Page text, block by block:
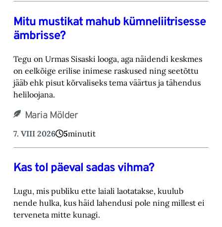
Mitu mustikat mahub kümneliitrisesse
ämbrisse?
Tegu on Urmas Sisaski looga, aga näidendi keskmes
on eelkõige erilise inimese raskused ning ‎seetõttu
jääb ehk pisut kõrvaliseks tema väärtus ja tähendus
heliloojana.‎
Maria Mölder
7. VIII 2026 5minutit
Kas tol päeval sadas vihma?
Lugu, mis publiku ette laiali laotatakse, kuulub
nende hulka, kus häid lahendusi pole ning millest ei
terveneta mitte kunagi.